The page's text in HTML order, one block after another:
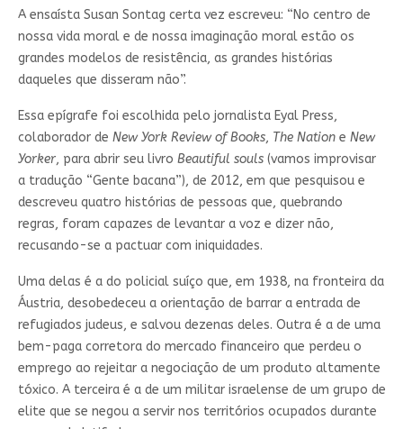
A ensaísta Susan Sontag certa vez escreveu: “No centro de
nossa vida moral e de nossa imaginação moral estão os
grandes modelos de resistência, as grandes histórias
daqueles que disseram não”.
Essa epígrafe foi escolhida pelo jornalista Eyal Press,
colaborador de New York Review of Books, The Natione New
Yorker, para abrir seu livro Beautiful souls(vamos improvisar
a tradução “Gente bacana”), de 2012, em que pesquisou e
descreveu quatro histórias de pessoas que, quebrando
regras, foram capazes de levantar a voz e dizer não,
recusando-se a pactuar com iniquidades.
Uma delas é a do policial suíço que, em 1938, na fronteira da
Áustria, desobedeceu a orientação de barrar a entrada de
refugiados judeus, e salvou dezenas deles. Outra é a de uma
bem-paga corretora do mercado financeiro que perdeu o
emprego ao rejeitar a negociação de um produto altamente
tóxico. A terceira é a de um militar israelense de um grupo de
elite que se negou a servir nos territórios ocupados durante